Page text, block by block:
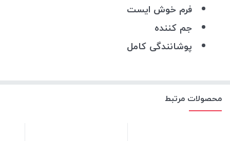
فرم خوش ایست
جم کننده
پوشانندگی کامل
محصولات مرتبط